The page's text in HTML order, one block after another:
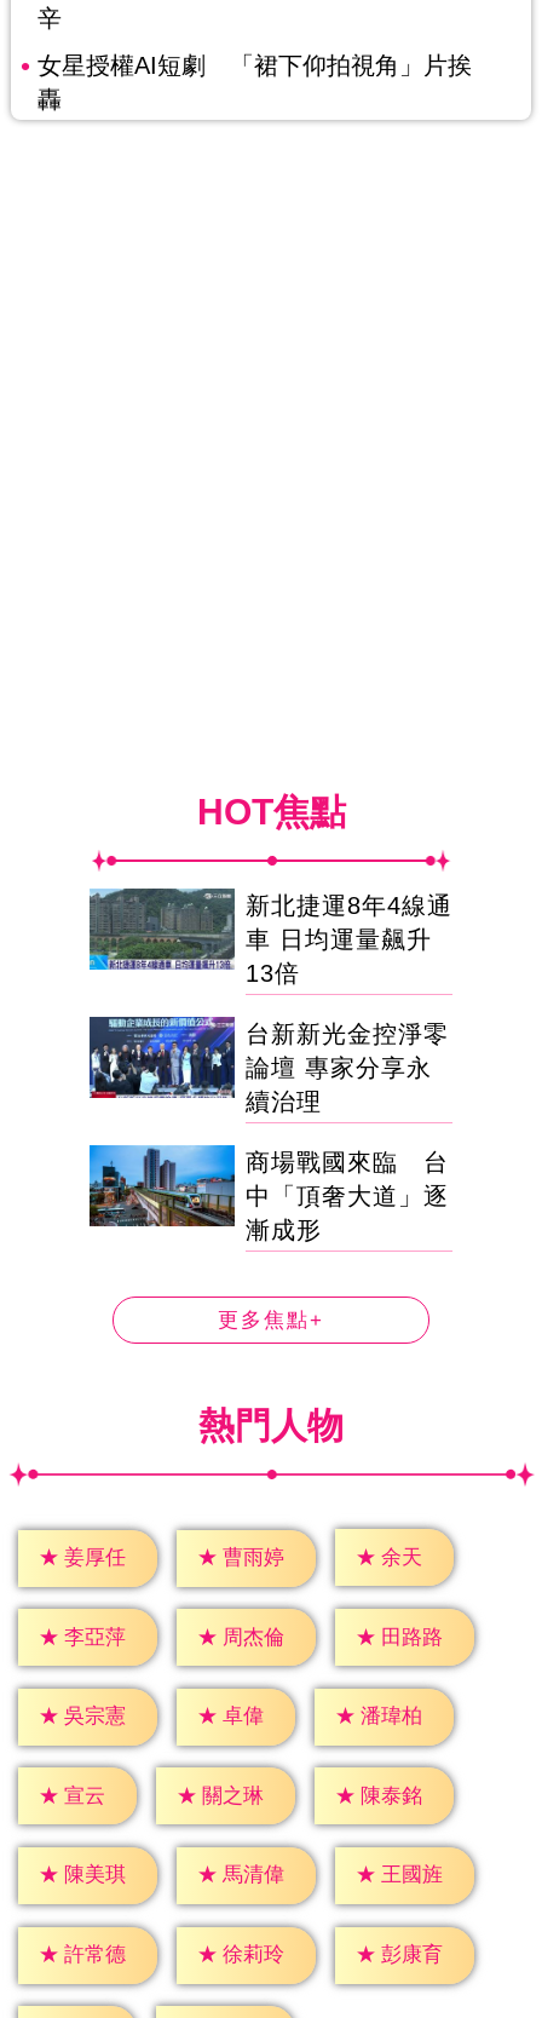
辛
女星授權AI短劇 「裙下仰拍視角」片挨
轟
HOT焦點
新北捷運8年4線通
車 日均運量飆升
13倍
台新新光金控淨零
論壇 專家分享永
續治理
商場戰國來臨 台
中「頂奢大道」逐
漸成形
更多焦點+
熱門人物
★ 姜厚任 ★ 曹雨婷 ★ 余天
★ 李亞萍 ★ 周杰倫 ★ 田路路
★ 吳宗憲 ★ 卓偉 ★ 潘瑋柏
★ 宣云 ★ 關之琳 ★ 陳泰銘
★ 陳美琪 ★ 馬清偉 ★ 王國旌
★ 許常德 ★ 徐莉玲 ★ 彭康育